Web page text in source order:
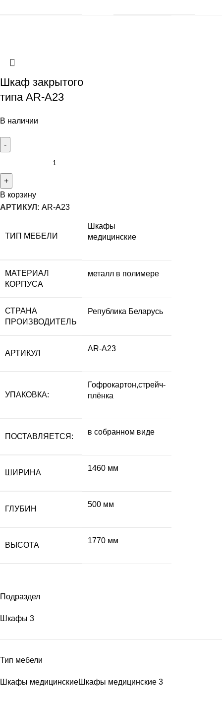
Подраздел
Шкафы 3
Тип мебели
Шкафы медицинскиеШкафы медицинские 3
Шкаф закрытого
типа AR-A23
В наличии
В корзину
АРТИКУЛ: AR-A23
ТИП МЕБЕЛИ
Шкафы
медицинские
МАТЕРИАЛ
КОРПУСА
металл в полимере
СТРАНА
ПРОИЗВОДИТЕЛЬ
Република Беларусь
АРТИКУЛ
AR-A23
УПАКОВКА:
Гофрокартон,стрейч-
плёнка
ПОСТАВЛЯЕТСЯ:
в собранном виде
ШИРИНА
1460 мм
ГЛУБИН
500 мм
ВЫСОТА
1770 мм